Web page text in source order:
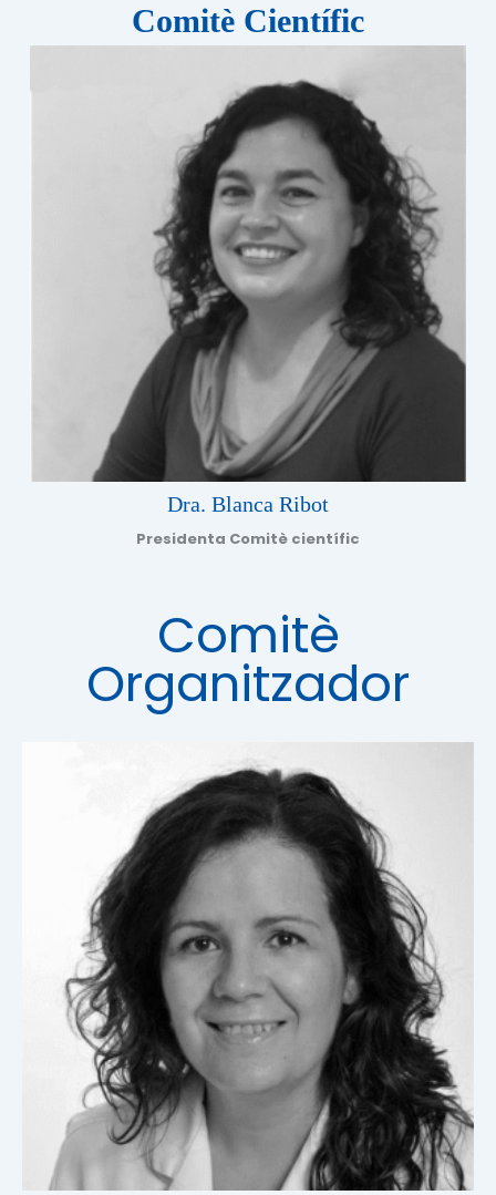
Comitè Científic
Dra. Blanca Ribot
Presidenta Comitè científic
Comitè
Organitzador